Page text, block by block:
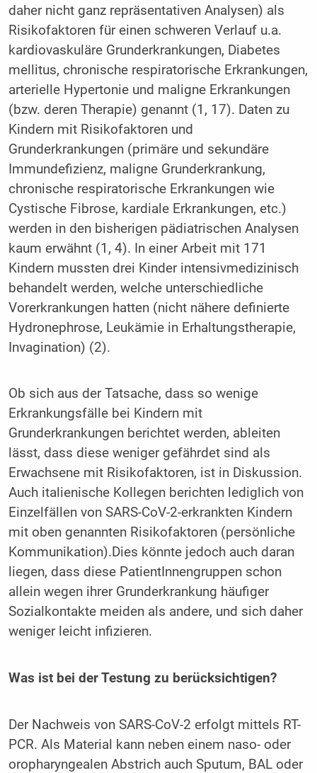
daher nicht ganz repräsentativen Analysen) als
Risikofaktoren für einen schweren Verlauf u.a.
kardiovaskuläre Grunderkrankungen, Diabetes
mellitus, chronische respiratorische Erkrankungen,
arterielle Hypertonie und maligne Erkrankungen
(bzw. deren Therapie) genannt (1, 17). Daten zu
Kindern mit Risikofaktoren und
Grunderkrankungen (primäre und sekundäre
Immundefizienz, maligne Grunderkrankung,
chronische respiratorische Erkrankungen wie
Cystische Fibrose, kardiale Erkrankungen, etc.)
werden in den bisherigen pädiatrischen Analysen
kaum erwähnt (1, 4). In einer Arbeit mit 171
Kindern mussten drei Kinder intensivmedizinisch
behandelt werden, welche unterschiedliche
Vorerkrankungen hatten (nicht nähere definierte
Hydronephrose, Leukämie in Erhaltungstherapie,
Invagination) (2).
Ob sich aus der Tatsache, dass so wenige
Erkrankungsfälle bei Kindern mit
Grunderkrankungen berichtet werden, ableiten
lässt, dass diese weniger gefährdet sind als
Erwachsene mit Risikofaktoren, ist in Diskussion.
Auch italienische Kollegen berichten lediglich von
Einzelfällen von SARS-CoV-2-erkrankten Kindern
mit oben genannten Risikofaktoren (persönliche
Kommunikation).Dies könnte jedoch auch daran
liegen, dass diese PatientInnengruppen schon
allein wegen ihrer Grunderkrankung häufiger
Sozialkontakte meiden als andere, und sich daher
weniger leicht infizieren.
Was ist bei der Testung zu berücksichtigen?
Der Nachweis von SARS-CoV-2 erfolgt mittels RT-
PCR. Als Material kann neben einem naso- oder
oropharyngealen Abstrich auch Sputum, BAL oder